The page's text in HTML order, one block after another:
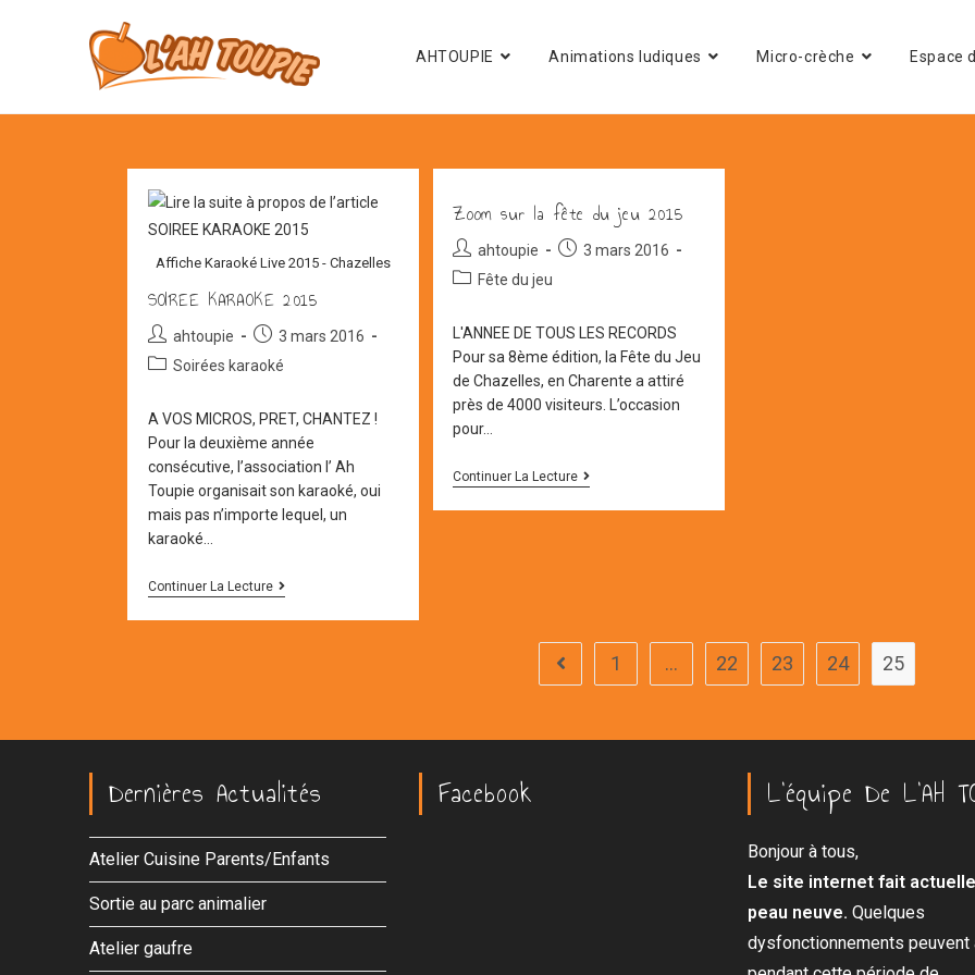
AHTOUPIE Animations ludiques Micro-crèche Espace
Affiche Karaoké Live 2015 - Chazelles
SOIREE KARAOKE 2015
Auteur/autrice
de
ahtoupie
Post
published:
3 mars 2016
PostSoirées karaoké
A VOS MICROS, PRET, CHANTEZ !
Pour la deuxième année
consécutive, l’association l’ Ah
Toupie organisait son karaoké, oui
mais pas n’importe lequel, un
karaoké…
Continuer La LectureSOIREE
2015
Zoom sur la fête du jeu 2015
Auteur/autrice
de
ahtoupie
Post3 mars 2016
PostFête du jeu
L'ANNEE DE TOUS LES RECORDS
Pour sa 8ème édition, la Fête du Jeu
de Chazelles, en Charente a attiré
près de 4000 visiteurs. L’occasion
pour…
Continuer La LectureZoom
La
Go to the previous page
1 … 22 23 24 25
Dernières Actualités
Atelier Cuisine Parents/Enfants
Sortie au parc animalier
Atelier gaufre
Facebook L’équipe De L’AH
Bonjour à tous,
Le site internet fait
peau neuve. Quelques
dysfonctionnements peuvent